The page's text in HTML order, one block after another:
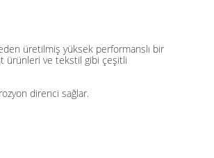
üretilmiş yüksek performanslı bir
ürünleri ve tekstil gibi çeşitli
direnci sağlar.